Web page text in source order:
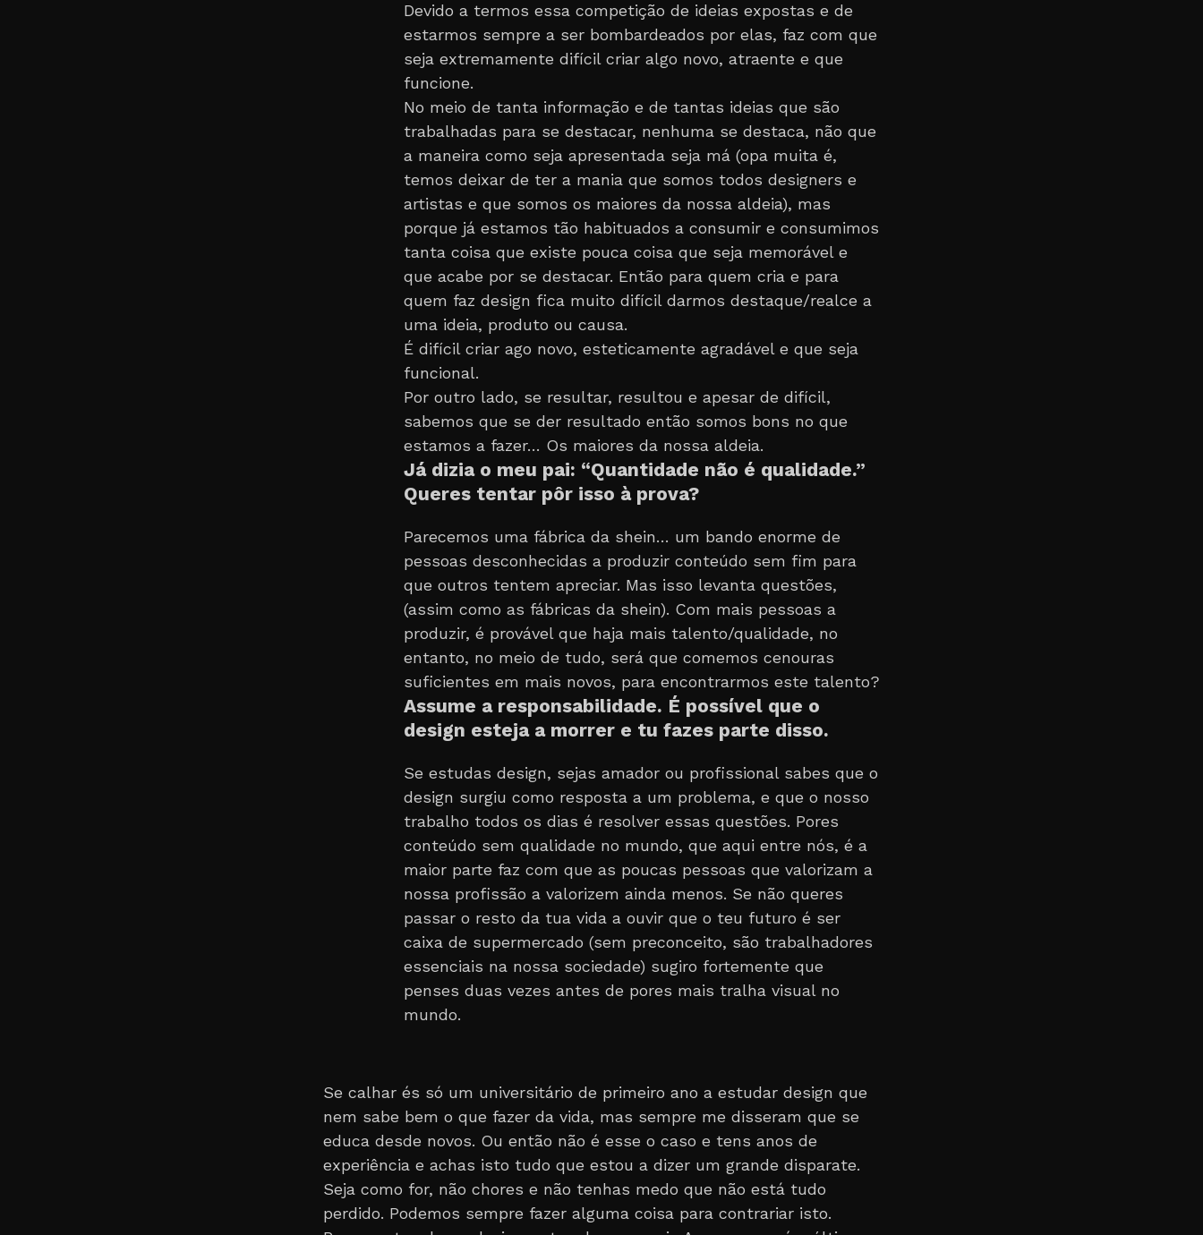
Devido a termos essa competição de ideias expostas e de
estarmos sempre a ser bombardeados por elas, faz com que
seja extremamente difícil criar algo novo, atraente e que
funcione.
No meio de tanta informação e de tantas ideias que são
trabalhadas para se destacar, nenhuma se destaca, não que
a maneira como seja apresentada seja má (opa muita é,
temos deixar de ter a mania que somos todos designers e
artistas e que somos os maiores da nossa aldeia), mas
porque já estamos tão habituados a consumir e consumimos
tanta coisa que existe pouca coisa que seja memorável e
que acabe por se destacar. Então para quem cria e para
quem faz design fica muito difícil darmos destaque/realce a
uma ideia, produto ou causa.
É difícil criar ago novo, esteticamente agradável e que seja
funcional.
Por outro lado, se resultar, resultou e apesar de difícil,
sabemos que se der resultado então somos bons no que
estamos a fazer… Os maiores da nossa aldeia.
Já dizia o meu pai: “Quantidade não é qualidade.”
Queres tentar pôr isso à prova?
Parecemos uma fábrica da shein… um bando enorme de
pessoas desconhecidas a produzir conteúdo sem fim para
que outros tentem apreciar. Mas isso levanta questões,
(assim como as fábricas da shein). Com mais pessoas a
produzir, é provável que haja mais talento/qualidade, no
entanto, no meio de tudo, será que comemos cenouras
suficientes em mais novos, para encontrarmos este talento?
Assume a responsabilidade. É possível que o
design esteja a morrer e tu fazes parte disso.
Se estudas design, sejas amador ou profissional sabes que o
design surgiu como resposta a um problema, e que o nosso
trabalho todos os dias é resolver essas questões. Pores
conteúdo sem qualidade no mundo, que aqui entre nós, é a
maior parte faz com que as poucas pessoas que valorizam a
nossa profissão a valorizem ainda menos. Se não queres
passar o resto da tua vida a ouvir que o teu futuro é ser
caixa de supermercado (sem preconceito, são trabalhadores
essenciais na nossa sociedade) sugiro fortemente que
penses duas vezes antes de pores mais tralha visual no
mundo.
Se calhar és só um universitário de primeiro ano a estudar design que
nem sabe bem o que fazer da vida, mas sempre me disseram que se
educa desde novos. Ou então não é esse o caso e tens anos de
experiência e achas isto tudo que estou a dizer um grande disparate.
Seja como for, não chores e não tenhas medo que não está tudo
perdido. Podemos sempre fazer alguma coisa para contrariar isto.